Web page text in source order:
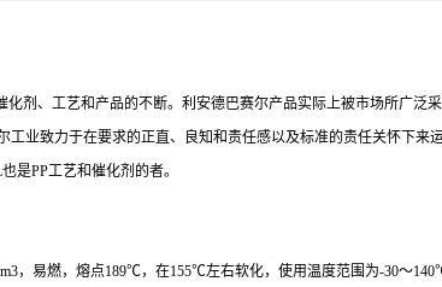
剂、工艺和产品的不断。利安德巴赛尔产品实际上被市场所广泛
工业致力于在要求的正直、良知和责任感以及标准的责任关怀下来
是PP工艺和催化剂的者。
，易燃，熔点189℃，在155℃左右软化，使用温度范围为-30～